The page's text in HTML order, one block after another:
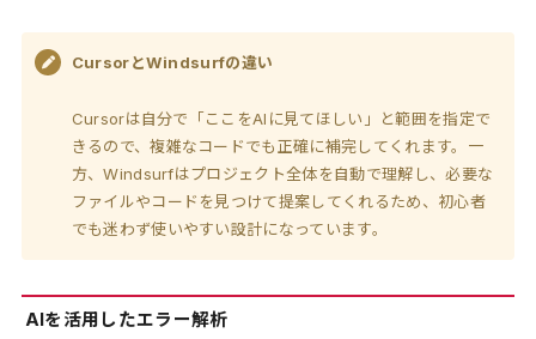
CursorとWindsurfの違い
Cursorは自分で「ここをAIに見てほしい」と範囲を指定で
きるので、複雑なコードでも正確に補完してくれます。一
方、Windsurfはプロジェクト全体を自動で理解し、必要な
ファイルやコードを見つけて提案してくれるため、初心者
でも迷わず使いやすい設計になっています。
AIを活用したエラー解析